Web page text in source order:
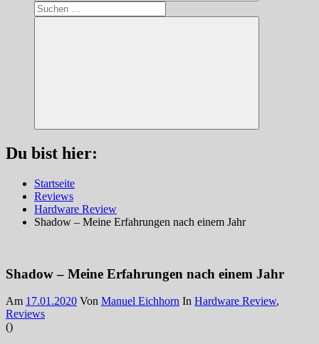
Suchen
nach:
Suchen
Du bist hier:
Startseite
Reviews
Hardware Review
Shadow – Meine Erfahrungen nach einem Jahr
Shadow – Meine Erfahrungen nach einem Jahr
Am 17.01.2020 Von Manuel Eichhorn In Hardware Review,
Reviews
()